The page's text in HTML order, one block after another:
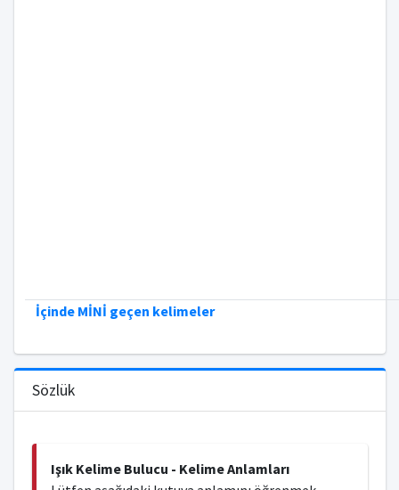
İçinde MİNİ geçen kelimeler
Sözlük
Işık Kelime Bulucu - Kelime Anlamları